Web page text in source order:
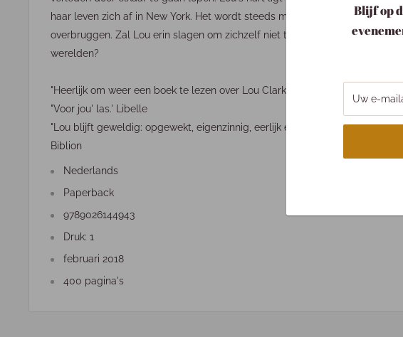
Blijf op
Uw e-
haar leven zich af in New York. Het wordt steeds moeilijker om de kloof te
overbruggen. Zal Lou erin slagen om zichzelf niet te verliezen tussen deze
werelden?
"Heerlijk om weer een boek te lezen over Lou Clark, een dierbare vriendin
"Voor jou' las.' Libelle
"Lou blijft geweldig: opgewekt, eigenzinnig, eerlijk en avontuurlijk gekleed.'
Biblion
Nederlands
Paperback
9789026144943
Druk: 1
februari 2018
400 pagina's